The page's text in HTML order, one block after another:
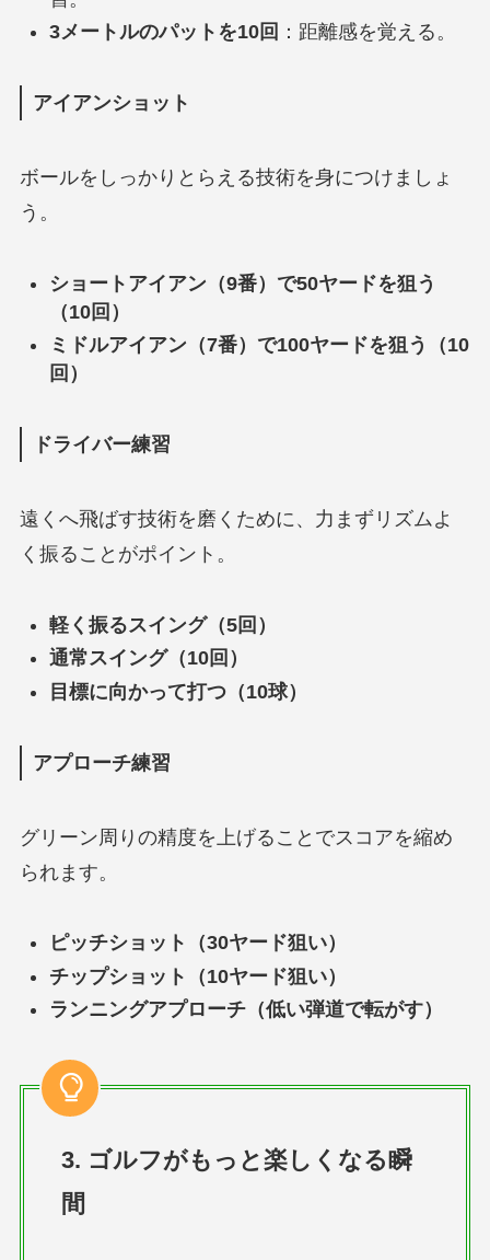
3メートルのパットを10回 ：距離感を覚える。
アイアンショット
ボールをしっかりとらえる技術を身につけましょ
う。
ショートアイアン（9番）で50ヤードを狙う
（10回）
ミドルアイアン（7番）で100ヤードを狙う（10
回）
ドライバー練習
遠くへ飛ばす技術を磨くために、力まずリズムよ
く振ることがポイント。
軽く振るスイング（5回）
通常スイング（10回）
目標に向かって打つ（10球）
アプローチ練習
グリーン周りの精度を上げることでスコアを縮め
られます。
ピッチショット（30ヤード狙い）
チップショット（10ヤード狙い）
ランニングアプローチ（低い弾道で転がす）
3. ゴルフがもっと楽しくなる瞬
間